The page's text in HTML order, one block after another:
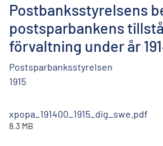
Postbanksstyrelsens
postsparbankens
förvaltning under år
Postsparbanksstyrelsen
1915
xpopa_191400_1915_dig_swe.pdf
8.3 MB